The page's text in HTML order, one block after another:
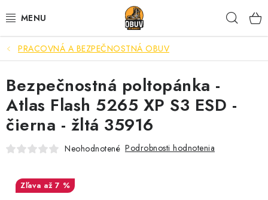
na
PRACOVNÁ A BEZPEČNOSTNÁ OBUV
VOĽNOČASOVÁ OBUV
VÝPREDAJ
VLOŽKY
IMPREGNÁCIA A OCHRANA
PRACOVNÁ A BEZPEČNOSTNÁ OBUV
Bezpečnostná poltopánka -
Atlas Flash 5265 XP S3 ESD -
čierna - žltá 35916
Neohodnotené Podrobnosti hodnotenia
až 7 %